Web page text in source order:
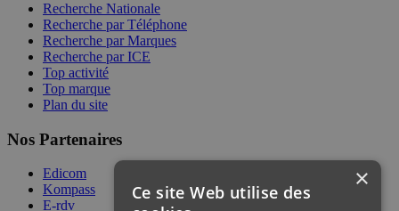
Recherche Nationale
Recherche par Téléphone
Recherche par Marques
Recherche par ICE
Top activité
Top marque
Plan du site
Nos Partenaires
Edicom
Kompass
E-rdv
×
Ce site Web utilise des